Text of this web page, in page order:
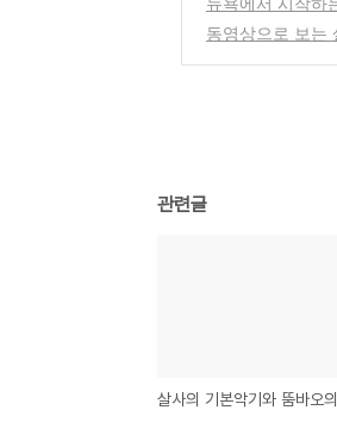
동영상으로 보는
관련글